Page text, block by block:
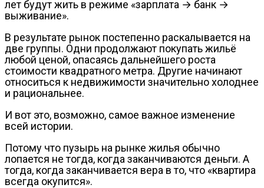
лет будут жить в режиме «зарплата → банк →
выживание».
В результате рынок постепенно раскалывается на
две группы. Одни продолжают покупать жильё
любой ценой, опасаясь дальнейшего роста
стоимости квадратного метра. Другие начинают
относиться к недвижимости значительно холоднее
и рациональнее.
И вот это, возможно, самое важное изменение
всей истории.
Потому что пузырь на рынке жилья обычно
лопается не тогда, когда заканчиваются деньги. А
тогда, когда заканчивается вера в то, что «квартира
всегда окупится».